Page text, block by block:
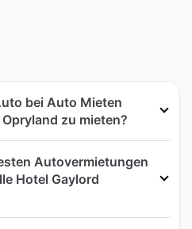
bei Auto Mieten
zu mieten?
Autovermietungen
Hotel Gaylord